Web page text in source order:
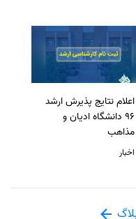
اعلام نتایج پذیرش ارشد
96 دانشگاه ادیان و
مذاهب
اخبار